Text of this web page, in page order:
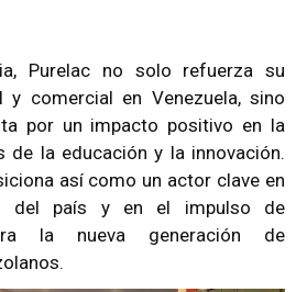
Purelac no solo refuerza su
y comercial en Venezuela, sino
por un impacto positivo en la
de la educación y la innovación.
así como un actor clave en
del país y en el impulso de
la nueva generación de